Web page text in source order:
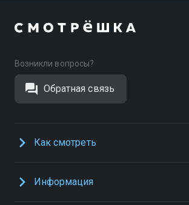
Возникли вопросы?
Обратная связь
Как смотреть
Информация